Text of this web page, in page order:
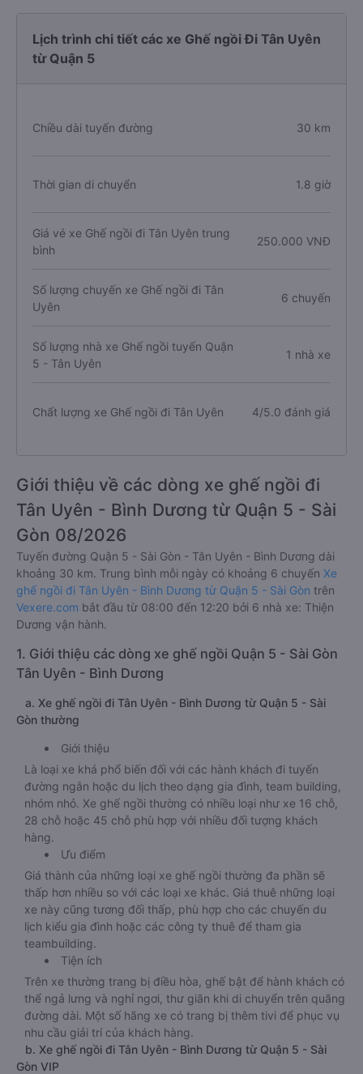
Lịch trình chi tiết các xe Ghế ngồi Đi Tân Uyên
từ Quận 5
Chiều dài tuyến đường 30 km
Thời gian di chuyển 1.8 giờ
Giá vé xe Ghế ngồi đi Tân Uyên trung
bình
250.000 VNĐ
Số lượng chuyến xe Ghế ngồi đi Tân
Uyên
6 chuyến
Số lượng nhà xe Ghế ngồi tuyến Quận
5 - Tân Uyên
1 nhà xe
Chất lượng xe Ghế ngồi đi Tân Uyên 4/5.0 đánh giá
Giới thiệu về các dòng xe ghế ngồi đi
Tân Uyên - Bình Dương từ Quận 5 - Sài
Gòn 08/2026
Tuyến đường Quận 5 - Sài Gòn - Tân Uyên - Bình Dương dài
khoảng 30 km. Trung bình mỗi ngày có khoảng 6 chuyến Xe
ghế ngồi đi Tân Uyên - Bình Dương từ Quận 5 - Sài Gòn trên
Vexere.com bắt đầu từ 08:00 đến 12:20 bởi 6 nhà xe: Thiện
Dương vận hành.
1. Giới thiệu các dòng xe ghế ngồi Quận 5 - Sài Gòn
Tân Uyên - Bình Dương
a. Xe ghế ngồi đi Tân Uyên - Bình Dương từ Quận 5 - Sài
Gòn thường
Giới thiệu
Là loại xe khá phổ biến đối với các hành khách đi tuyến
đường ngắn hoặc du lịch theo dạng gia đình, team building,
nhóm nhỏ. Xe ghế ngồi thường có nhiều loại như xe 16 chỗ,
28 chỗ hoặc 45 chỗ phù hợp với nhiều đối tượng khách
hàng.
Ưu điểm
Giá thành của những loại xe ghế ngồi thường đa phần sẽ
thấp hơn nhiều so với các loại xe khác. Giá thuê những loại
xe này cũng tương đối thấp, phù hợp cho các chuyến du
lịch kiểu gia đình hoặc các công ty thuê để tham gia
teambuilding.
Tiện ích
Trên xe thường trang bị điều hòa, ghế bật để hành khách có
thể ngả lưng và nghỉ ngơi, thư giãn khi di chuyển trên quãng
đường dài. Một số hãng xe có trang bị thêm tivi để phục vụ
nhu cầu giải trí của khách hàng.
b. Xe ghế ngồi đi Tân Uyên - Bình Dương từ Quận 5 - Sài
Gòn VIP